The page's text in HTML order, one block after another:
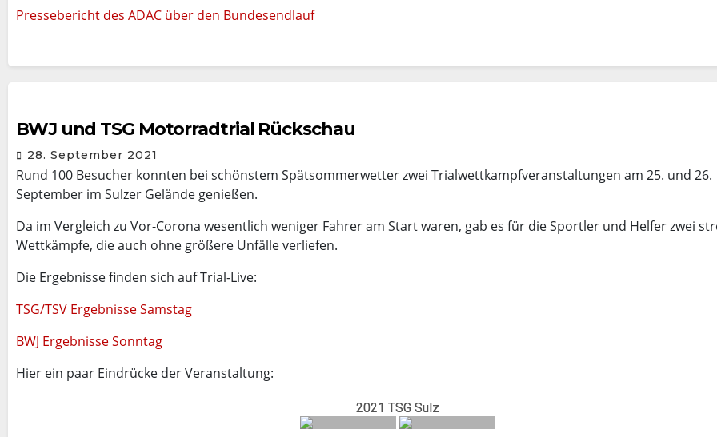
Pressebericht des ADAC über den Bundesendlauf
BWJ und TSG Motorradtrial Rückschau
28. September 2021
Rund 100 Besucher konnten bei schönstem Spätsommerwetter zwei Trialwettkampfveranstaltungen am 25. und 26.
September im Sulzer Gelände genießen.
Da im Vergleich zu Vor-Corona wesentlich weniger Fahrer am Start waren, gab es für die Sportler und Helfer zwei
Wettkämpfe, die auch ohne größere Unfälle verliefen.
Die Ergebnisse finden sich auf Trial-Live:
TSG/TSV Ergebnisse Samstag
BWJ Ergebnisse Sonntag
Hier ein paar Eindrücke der Veranstaltung:
2021 TSG Sulz